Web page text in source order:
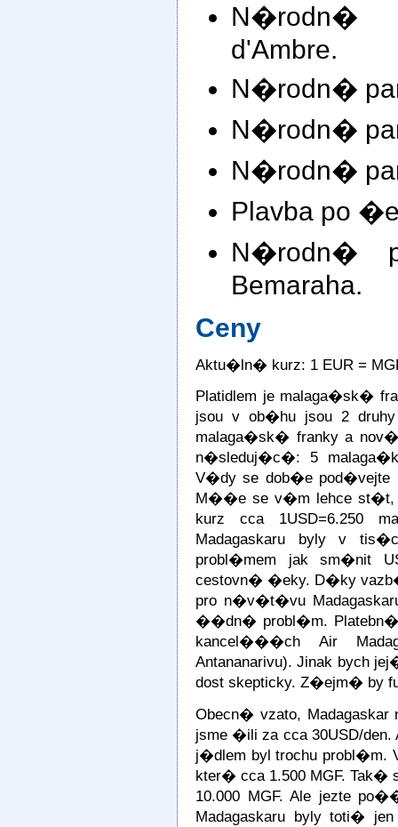
N�rodn�
d'Ambre.
N�rodn�
N�rodn�
N�rodn�
Plavba po
N�rodn�
Bemaraha.
Ceny
Aktu�ln� kurz: 1 EUR =
Platidlem je malaga�sk�
jsou v ob�hu jsou 2
malaga�sk� franky a
n�sleduj�c�: 5
V�dy se dob�e
M��e se v�m lehce st�t,
kurz cca 1USD=6.250
Madagaskaru byly v
probl�mem jak sm�nit
cestovn� �eky. D�ky
pro n�v�t�vu
��dn� probl�m.
kancel���ch Air
Antananarivu). Jinak bych
dost skepticky. Z�ejm� by
Obecn� vzato,
jsme �ili za cca 30USD/
j�dlem byl trochu probl�m.
kter� cca 1.500 MGF.
10.000 MGF. Ale jezte
Madagaskaru byly toti�